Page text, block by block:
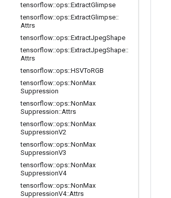
tensorflow::ops::ExtractGlimpse
tensorflow::ops::ExtractGlimpse::
Attrs
tensorflow::ops::ExtractJpegShape
tensorflow::ops::ExtractJpegShape::
Attrs
tensorflow::ops::HSVToRGB
tensorflow::ops::NonMax
Suppression
tensorflow::ops::NonMax
Suppression::Attrs
tensorflow::ops::NonMax
SuppressionV2
tensorflow::ops::NonMax
SuppressionV3
tensorflow::ops::NonMax
SuppressionV4
tensorflow::ops::NonMax
SuppressionV4::Attrs